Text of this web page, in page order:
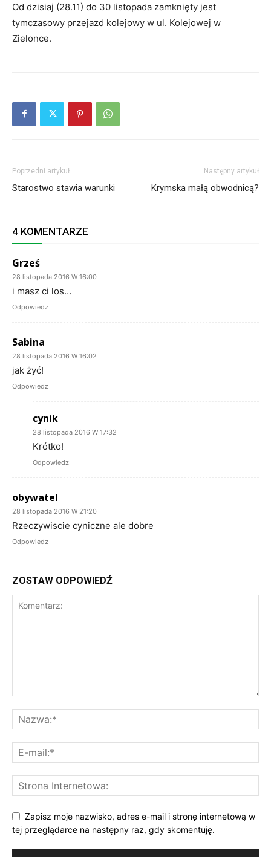
Od dzisiaj (28.11) do 30 listopada zamknięty jest
tymczasowy przejazd kolejowy w ul. Kolejowej w
Zielonce.
Poprzedni artykuł
Starostwo stawia warunki
Następny artykuł
Krymska małą obwodnicą?
4 KOMENTARZE
Grześ
28 listopada 2016 W 16:00
i masz ci los…
Odpowiedz
Sabina
28 listopada 2016 W 16:02
jak żyć!
Odpowiedz
cynik
28 listopada 2016 W 17:32
Krótko!
Odpowiedz
obywatel
28 listopada 2016 W 21:20
Rzeczywiscie cyniczne ale dobre
Odpowiedz
ZOSTAW ODPOWIEDŹ
Zapisz moje nazwisko, adres e-mail i stronę internetową w
tej przeglądarce na następny raz, gdy skomentuję.